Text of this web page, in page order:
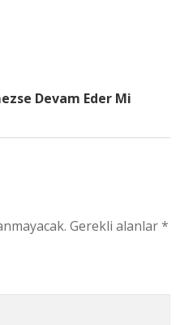
Devam Eder Mi
Gerekli alanlar*